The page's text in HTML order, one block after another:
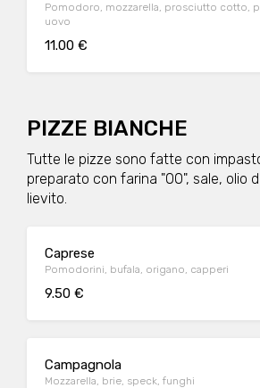
Pomodoro, mozzarella, prosciutto cotto,
uovo
11.00 €
PIZZE BIANCHE
Tutte le pizze sono fatte con
preparato con farina "00", sale, olio
lievito.
Caprese
Pomodorini, bufala, origano, capperi
9.50 €
Campagnola
Mozzarella, brie, speck, funghi